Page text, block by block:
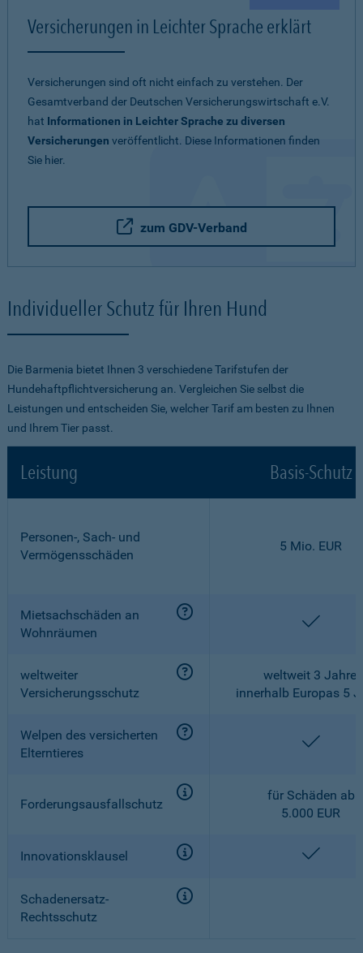
Versicherungen in Leichter Sprache erklärt
Versicherungen sind oft nicht einfach zu verstehen. Der
Gesamtverband der Deutschen Versicherungswirtschaft e.V.
hat Informationen in Leichter Sprache zu diversen
Versicherungen veröffentlicht. Diese Informationen finden
Sie hier.
zum GDV-Verband
Individueller Schutz für Ihren Hund
Die Barmenia bietet Ihnen 3 verschiedene Tarifstufen der
Hundehaftpflichtversicherung an. Vergleichen Sie selbst die
Leistungen und entscheiden Sie, welcher Tarif am besten zu Ihnen
und Ihrem Tier passt.
Leistung Basis-Schutz
Personen-, Sach- und
Vermögensschäden
5 Mio. EUR
Mietsachschäden an
Wohnräumen
weltweiter
Versicherungsschutz
weltweit 3 Jahre,
innerhalb Europas 5
Welpen des versicherten
Elterntieres
Forderungsausfallschutz
für Schäden ab
5.000 EUR
Innovationsklausel
Schadenersatz-
Rechtsschutz